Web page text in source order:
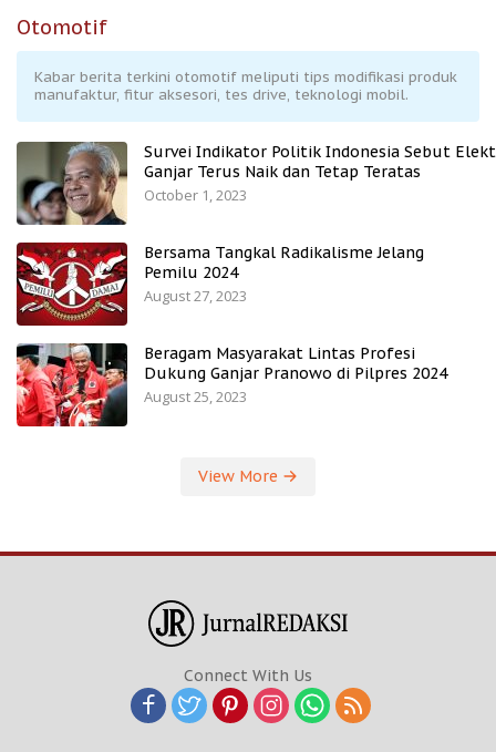
Otomotif
Kabar berita terkini otomotif meliputi tips modifikasi produk
manufaktur, fitur aksesori, tes drive, teknologi mobil.
Survei Indikator Politik Indonesia Sebut
Ganjar Terus Naik dan Tetap Teratas
October 1, 2023
Bersama Tangkal Radikalisme Jelang
Pemilu 2024
August 27, 2023
Beragam Masyarakat Lintas Profesi
Dukung Ganjar Pranowo di Pilpres 2024
August 25, 2023
View More
Connect With Us